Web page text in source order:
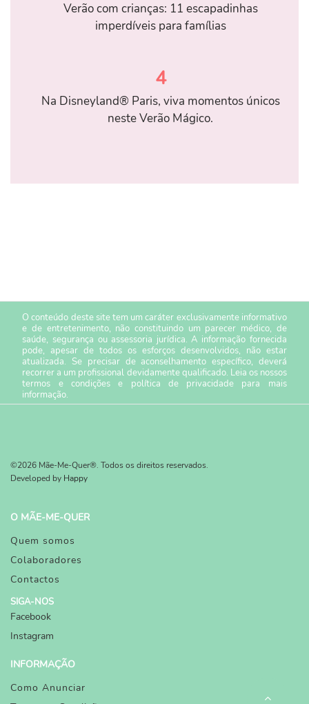
Verão com crianças: 11 escapadinhas
imperdíveis para famílias
4
Na Disneyland® Paris, viva momentos únicos
neste Verão Mágico.
O conteúdo deste site tem um caráter exclusivamente informativo
e de entretenimento, não constituindo um parecer médico, de
saúde, segurança ou assessoria jurídica. A informação fornecida
pode, apesar de todos os esforços desenvolvidos, não estar
atualizada. Se precisar de aconselhamento específico, deverá
recorrer a um profissional devidamente qualificado. Leia os nossos
termos e condiçõese política de privacidade para mais
informação.
©2026 Mãe-Me-Quer®. Todos os direitos reservados.
Developed by Happy
O MÃE-ME-QUER
Quem somos
Colaboradores
Contactos
SIGA-NOS
Facebook
Instagram
INFORMAÇÃO
Como Anunciar